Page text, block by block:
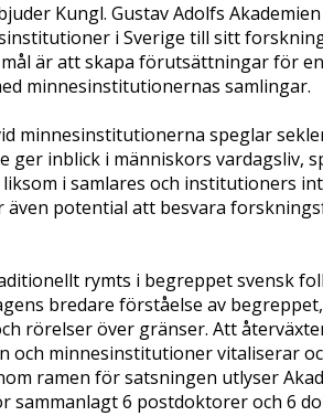
Kungl. Gustav Adolfs
i Sverige till sitt
är att skapa förutsättningar för
minnesinstitutionernas samlingar.
minnesinstitutionerna speglar
ger inblick i människors vardagsliv,
i samlares och institutioners
även potential att besvara
rymts i begreppet svensk
bredare förståelse av
rörelser över gränser. Att
och minnesinstitutioner vitaliserar
ramen för satsningen utlyser
sammanlagt 6 postdoktorer och 6